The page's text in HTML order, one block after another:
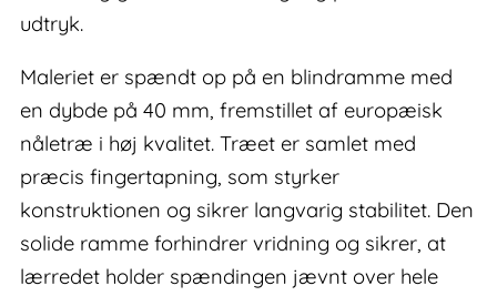
udtryk.
Maleriet er spændt op på en blindramme med
en dybde på 40 mm, fremstillet af europæisk
nåletræ i høj kvalitet. Træet er samlet med
præcis fingertapning, som styrker
konstruktionen og sikrer langvarig stabilitet. Den
solide ramme forhindrer vridning og sikrer, at
lærredet holder spændingen jævnt over hele